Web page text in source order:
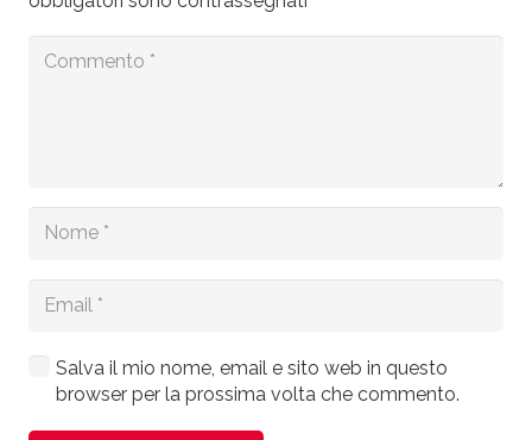
Salva il mio nome, email e sito web in questo
browser per la prossima volta che commento.